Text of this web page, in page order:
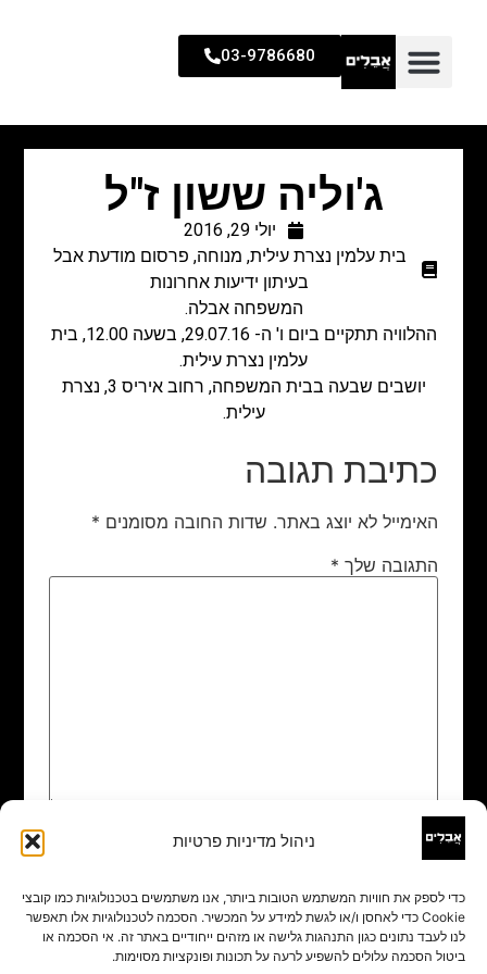
ניהול מדיניות פרטיות
כדי לספק את חוויות המשתמש הטובות ביותר, אנו משתמשים בטכנולוגיות כמו קובצי
Cookie כדי לאחסן ו/או לגשת למידע על המכשיר. הסכמה לטכנולוגיות אלו תאפשר
לנו לעבד נתונים כגון התנהגות גלישה או מזהים ייחודיים באתר זה. אי הסכמה או
ביטול הסכמה עלולים להשפיע לרעה על תכונות ופונקציות מסוימות.
03-9786680
ג'וליה ששון ז"ל
יולי 29, 2016
בית עלמין נצרת עילית, מנוחה, פרסום מודעת אבל
בעיתון ידיעות אחרונות
המשפחה אבלה.
ההלוויה תתקיים ביום ו' ה- 29.07.16, בשעה 12.00, בית
עלמין נצרת עילית.
יושבים שבעה בבית המשפחה, רחוב איריס 3, נצרת
עילית.
כתיבת תגובה
האימייל לא יוצג באתר. שדות החובה מסומנים *
התגובה שלך *
שם
אימייל*